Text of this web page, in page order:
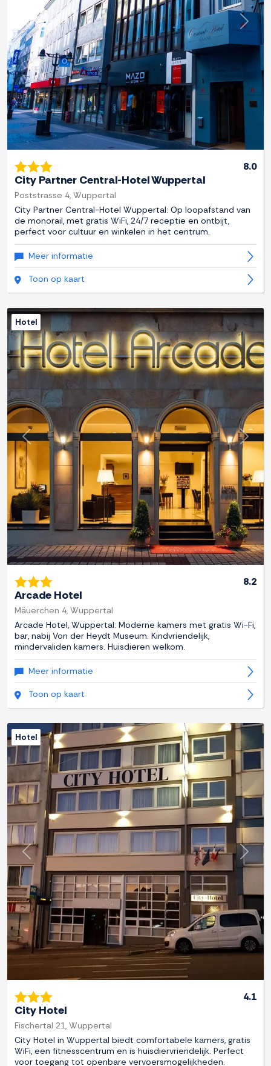
Previous Next
8.0
City Partner Central-Hotel Wuppertal
Poststrasse 4, Wuppertal
City Partner Central-Hotel Wuppertal: Op loopafstand van
de monorail, met gratis WiFi, 24/7 receptie en ontbijt,
perfect voor cultuur en winkelen in het centrum.
Meer informatie
Toon op kaart
Previous Next
Hotel
8.2
Arcade Hotel
Mäuerchen 4, Wuppertal
Arcade Hotel, Wuppertal: Moderne kamers met gratis Wi-Fi,
bar, nabij Von der Heydt Museum. Kindvriendelijk,
mindervaliden kamers. Huisdieren welkom.
Meer informatie
Toon op kaart
Previous Next
Hotel
4.1
City Hotel
Fischertal 21, Wuppertal
City Hotel in Wuppertal biedt comfortabele kamers, gratis
WiFi, een fitnesscentrum en is huisdiervriendelijk. Perfect
voor toegang tot openbare vervoersmogelijkheden.